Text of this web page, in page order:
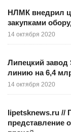
НЛМК внедрил
закупками
14 октября 2020
Липецкий завод
линию на 6,4
14 октября 2020
lipetsknews.ru //
представление